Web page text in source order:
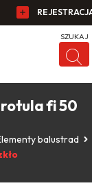
rotula fi 50
balustrad